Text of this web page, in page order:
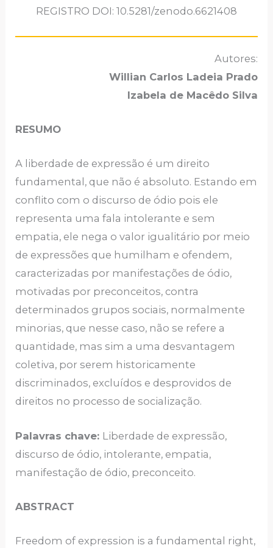
REGISTRO DOI: 10.5281/zenodo.6621408
Autores:
Willian Carlos Ladeia Prado
Izabela de Macêdo Silva
RESUMO
A liberdade de expressão é um direito
fundamental, que não é absoluto. Estando em
conflito com o discurso de ódio pois ele
representa uma fala intolerante e sem
empatia, ele nega o valor igualitário por meio
de expressões que humilham e ofendem,
caracterizadas por manifestações de ódio,
motivadas por preconceitos, contra
determinados grupos sociais, normalmente
minorias, que nesse caso, não se refere a
quantidade, mas sim a uma desvantagem
coletiva, por serem historicamente
discriminados, excluídos e desprovidos de
direitos no processo de socialização.
Palavras chave: Liberdade de expressão,
discurso de ódio, intolerante, empatia,
manifestação de ódio, preconceito.
ABSTRACT
Freedom of expression is a fundamental right,